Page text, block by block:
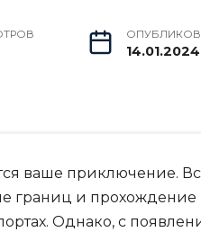
14.01.2024
ваше приключение.
границ и прохождение
Однако, с